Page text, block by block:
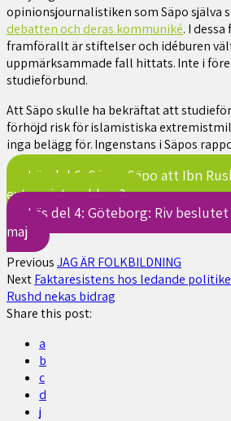
opinionsjournalistiken som Säpo själva
debatten och deras kommuniké. I
framförallt är stiftelser och idéburen
uppmärksammade fall hittats. Inte i
studieförbund.
Att Säpo skulle ha bekräftat att
förhöjd risk för islamistiska
inga belägg för. Ingenstans i Säpos
Läs del 6: Säger Säpo att Ibn
extremistproblem?
Läs del 4: Göteborg: Riv beslutet
maj
PreviousJAG ÄR FOLKBILDNING
NextFaktaresistens hos ledande
Rushd nekas bidrag
Share this post:
a
b
c
d
j